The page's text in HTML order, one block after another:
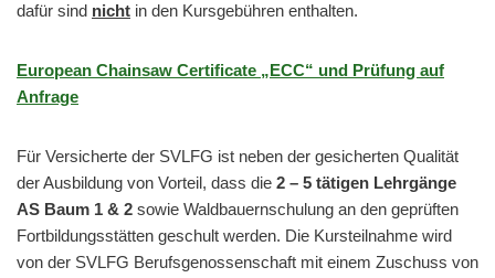
dafür sind nicht in den Kursgebühren enthalten.
European Chainsaw Certificate „ECC“ und Prüfung auf
Anfrage
Für Versicherte der SVLFG ist neben der gesicherten Qualität
der Ausbildung von Vorteil, dass die 2 – 5 tätigen Lehrgänge
AS Baum 1 & 2 sowie Waldbauernschulung an den geprüften
Fortbildungsstätten geschult werden. Die Kursteilnahme wird
von der SVLFG Berufsgenossenschaft mit einem Zuschuss von